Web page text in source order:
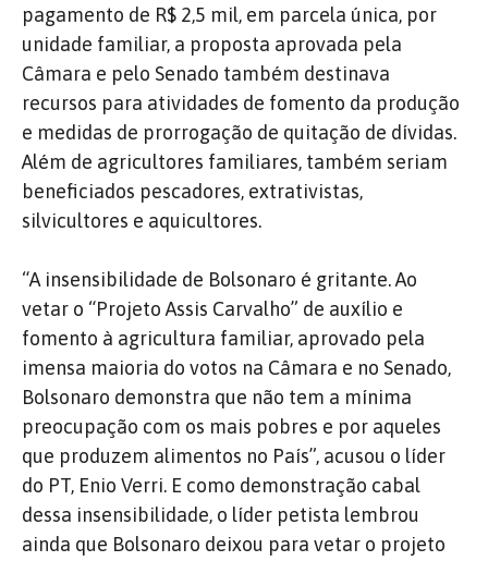
pagamento de R$ 2,5 mil, em parcela única, por
unidade familiar, a proposta aprovada pela
Câmara e pelo Senado também destinava
recursos para atividades de fomento da produção
e medidas de prorrogação de quitação de dívidas.
Além de agricultores familiares, também seriam
beneficiados pescadores, extrativistas,
silvicultores e aquicultores.
“A insensibilidade de Bolsonaro é gritante. Ao
vetar o “Projeto Assis Carvalho” de auxílio e
fomento à agricultura familiar, aprovado pela
imensa maioria do votos na Câmara e no Senado,
Bolsonaro demonstra que não tem a mínima
preocupação com os mais pobres e por aqueles
que produzem alimentos no País”, acusou o líder
do PT, Enio Verri. E como demonstração cabal
dessa insensibilidade, o líder petista lembrou
ainda que Bolsonaro deixou para vetar o projeto